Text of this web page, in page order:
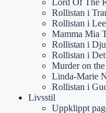
Lord Of The
Rollistan i
Rollistan i
Mamma Mia
Rollistan i
Rollistan i
Murder on
Linda-Marie
Rollistan i
Livsstil
Uppklippt